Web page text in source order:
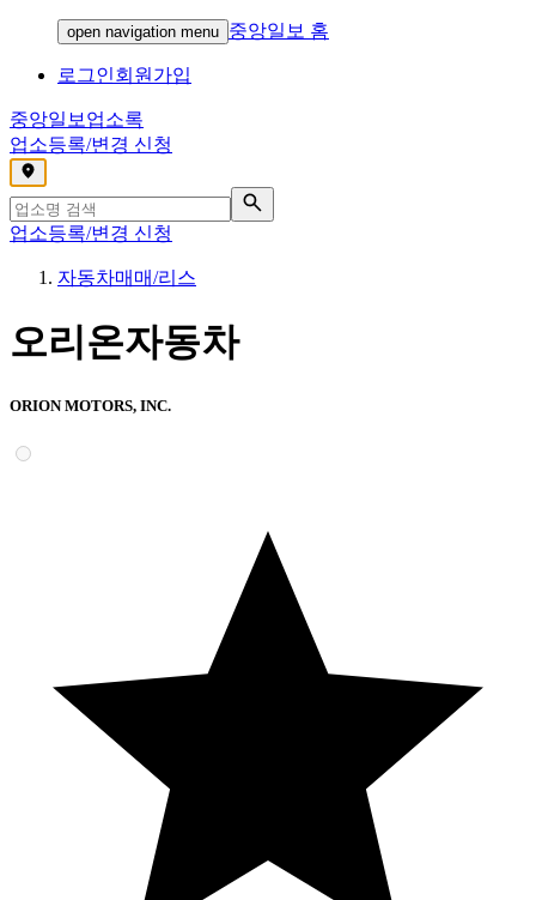
open navigation menu 중앙일보 홈
로그인회원가입
중앙일보 업소록
업소등록/변경 신청
,
업소등록/변경 신청
자동차매매/리스
오리온자동차
ORION MOTORS, INC.